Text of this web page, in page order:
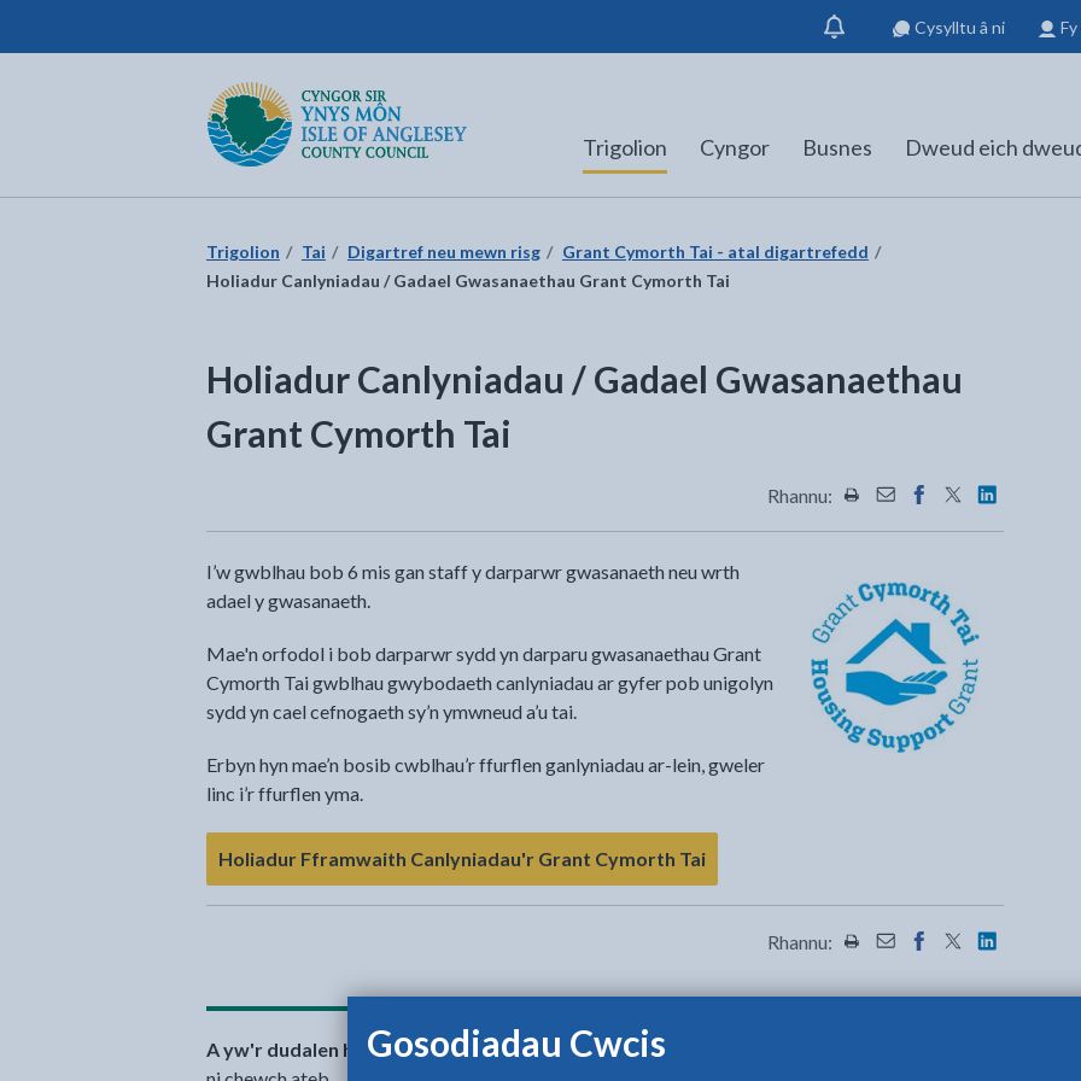
Gosodiadau Cwcis
Dangos
hysbysiad
Cysylltu â ni
Cyngor Sir Ynys MônDychwelyd i'r dudalen gartref
Trigolion Cyngor Busnes Dweud eich
Trigolion Tai Digartref neu mewn risg
Grant Cymorth Tai - atal digartrefedd
Holiadur Canlyniadau / Gadael Gwasanaethau Grant Cymorth Tai
Holiadur Canlyniadau / Gadael Gwasanaethau
Grant Cymorth Tai
Rhannu: Rhannwch y dudalen hon
Rhannwch y dudalen
Rhannwch y
Rhannwch y
Rhannwch
I’w gwblhau bob 6 mis gan staff y darparwr gwasanaeth neu wrth
adael y gwasanaeth.
Mae'n orfodol i bob darparwr sydd yn darparu gwasanaethau Grant
Cymorth Tai gwblhau gwybodaeth canlyniadau ar gyfer pob unigolyn
sydd yn cael cefnogaeth sy’n ymwneud a’u tai.
Erbyn hyn mae’n bosib cwblhau’r ffurflen ganlyniadau ar-lein, gweler
linc i’r ffurflen yma.
Holiadur Fframwaith Canlyniadau'r Grant Cymorth Tai
Rhannu: Rhannwch y dudalen hon
Rhannwch y dudalen
Rhannwch y
Rhannwch y
Rhannwch
A yw'r dudalen hon yn ddefnyddiol?Sylwch fod y ffurflen ar gyfer adborth dienw yn unig ac